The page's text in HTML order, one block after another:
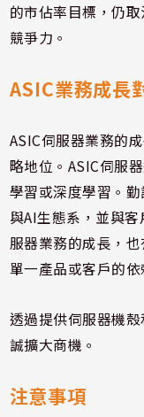
的市佔率目標，仍
競爭力。
ASIC業務成長
ASIC伺服器業務的
略地位。ASIC伺服
學習或深度學習。
與AI生態系，並與
服器業務的成長，
單一產品或客戶的依
透過提供伺服器機
誠擴大商機。
注意事項